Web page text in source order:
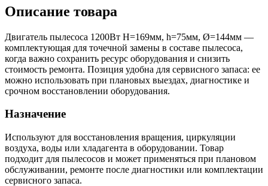
Описание товара
Двигатель пылесоса 1200Вт H=169мм, h=75мм, Ø=144мм —
комплектующая для точечной замены в составе пылесоса,
когда важно сохранить ресурс оборудования и снизить
стоимость ремонта. Позиция удобна для сервисного запаса: ее
можно использовать при плановых выездах, диагностике и
срочном восстановлении оборудования.
Назначение
Используют для восстановления вращения, циркуляции
воздуха, воды или хладагента в оборудовании. Товар
подходит для пылесосов и может применяться при плановом
обслуживании, ремонте после диагностики или комплектации
сервисного запаса.